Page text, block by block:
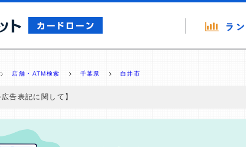
店舗・ATM検索 千葉県 白井市
告表記に関して】
から紹介報酬が支払われるという収益モデルです。 ただし、特
き、公平性を担保した情報提供を行っています。